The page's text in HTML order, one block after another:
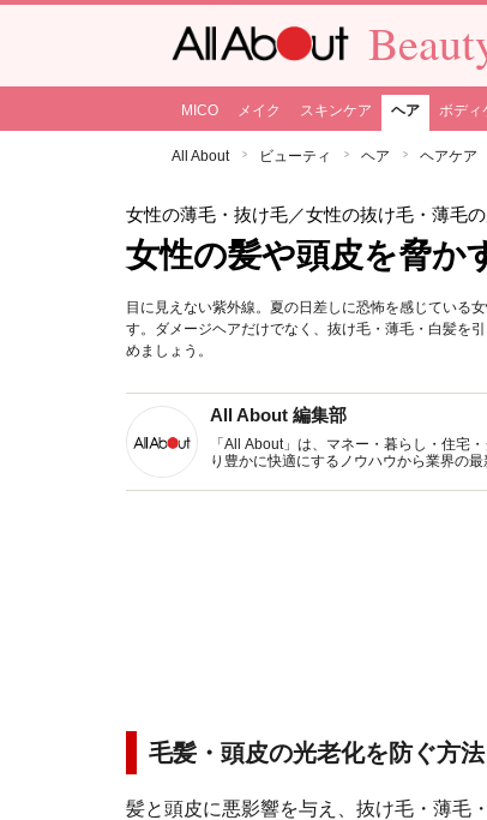
MICO メイク スキンケア ヘア ボディ
All About ビューティ ヘア ヘアケア
女性の薄毛・抜け毛／女性の抜け毛・薄毛
女性の髪や頭皮を脅か
目に見えない紫外線。夏の日差しに恐怖を感じている
す。ダメージヘアだけでなく、抜け毛・薄毛・白髪を
めましょう。
All About 編集部
「All About」は、マネー・暮らし・住宅
り豊かに快適にするノウハウから業界の
毛髪・頭皮の光老化を防ぐ方法
髪と頭皮に悪影響を与え、抜け毛・薄毛